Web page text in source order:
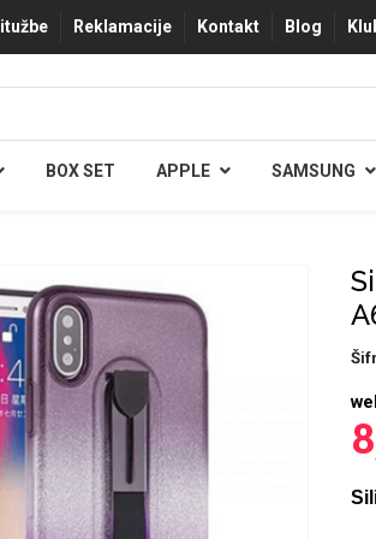
Reklamacije Kontakt Blog
BOX SET APPLE SAMSUNG